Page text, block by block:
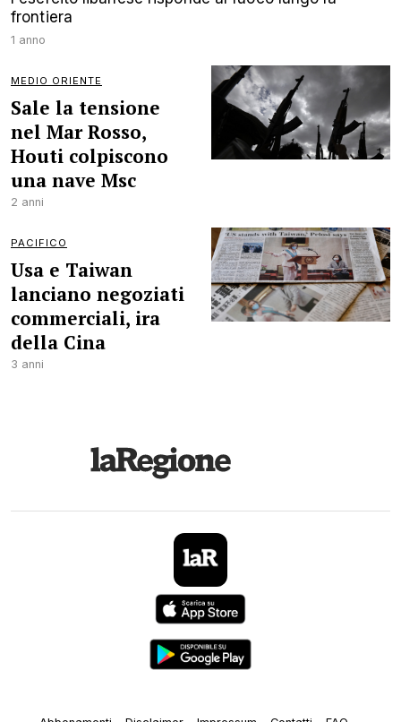
frontiera
1 anno
MEDIO ORIENTE
Sale la tensione
nel Mar Rosso,
Houti colpiscono
una nave Msc
2 anni
PACIFICO
Usa e Taiwan
lanciano negoziati
commerciali, ira
della Cina
3 anni